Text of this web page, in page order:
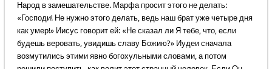
Народ в замешательстве. Марфа просит этого не делать:
«Господи! Не нужно этого делать, ведь наш брат уже четыре дня
как умер!» Иисус говорит ей: «Не сказал ли Я тебе, что, если
будешь веровать, увидишь славу Божию?» Иудеи сначала
возмутились этими явно богохульными словами, а потом